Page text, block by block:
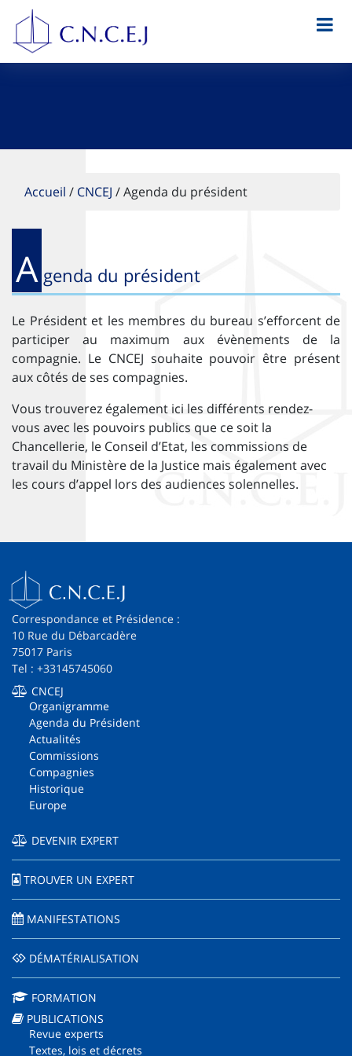
Accueil / CNCEJ /Agenda du président
A genda du président
Le Président et les membres du bureau s’efforcent de
participer au maximum aux évènements de la
compagnie. Le CNCEJ souhaite pouvoir être présent
aux côtés de ses compagnies.
Vous trouverez également ici les différents rendez-
vous avec les pouvoirs publics que ce soit la
Chancellerie, le Conseil d’Etat, les commissions de
travail du Ministère de la Justice mais également avec
les cours d’appel lors des audiences solennelles.
Correspondance et Présidence :
10 Rue du Débarcadère
75017 Paris
Tel : +33145745060
CNCEJ
Organigramme
Agenda du Président
Actualités
Commissions
Compagnies
Historique
Europe
DEVENIR EXPERT
TROUVER UN EXPERT
MANIFESTATIONS
DÉMATÉRIALISATION
FORMATION
PUBLICATIONS
Revue experts
Textes, lois et décrets